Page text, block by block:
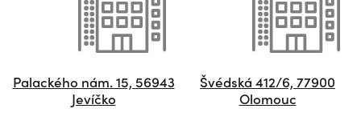
Palackého nám. 15, 56943
Jevíčko
Švédská 412/6, 77900
Olomouc